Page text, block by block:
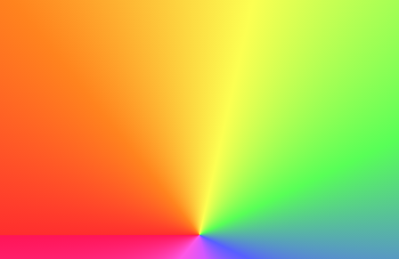
Lettre de motivation logistique